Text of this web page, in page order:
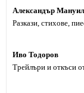
Александър
Разкази, стихове,
Иво Тодоров
Трейлъри и откъси